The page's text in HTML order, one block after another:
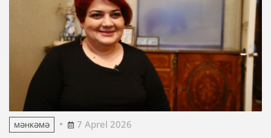
MƏHKƏMƏ 7 Aprel 2026